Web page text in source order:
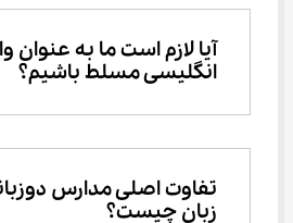
آیا لازم است ما به عنوان
انگلیسی مسلط باشیم؟
زبان چیست؟